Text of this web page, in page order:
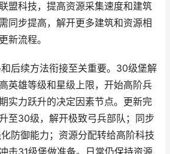
盟科技，提高资源采集速度和建筑
同步提高，解开更多建筑和资源相
新流程。
后续方法衔接至关重要。30级堡解
英雄等级和星级上限，开始高阶兵
实力跃升的决定因素节点。更新完
至30级，解开极致弓兵部队；同步
防御能力；资源分配转给高阶科技